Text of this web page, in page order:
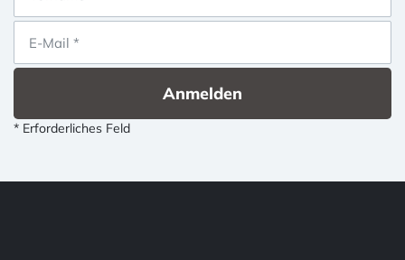
Anmelden
* Erforderliches Feld